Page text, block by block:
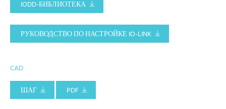
IODD-БИБЛИОТЕКА
РУКОВОДСТВО ПО НАСТРОЙКЕ IO-LINK
CAD
ШАГ
PDF